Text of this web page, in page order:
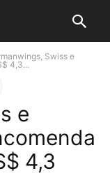
Swiss e
4,3...
e
4,3